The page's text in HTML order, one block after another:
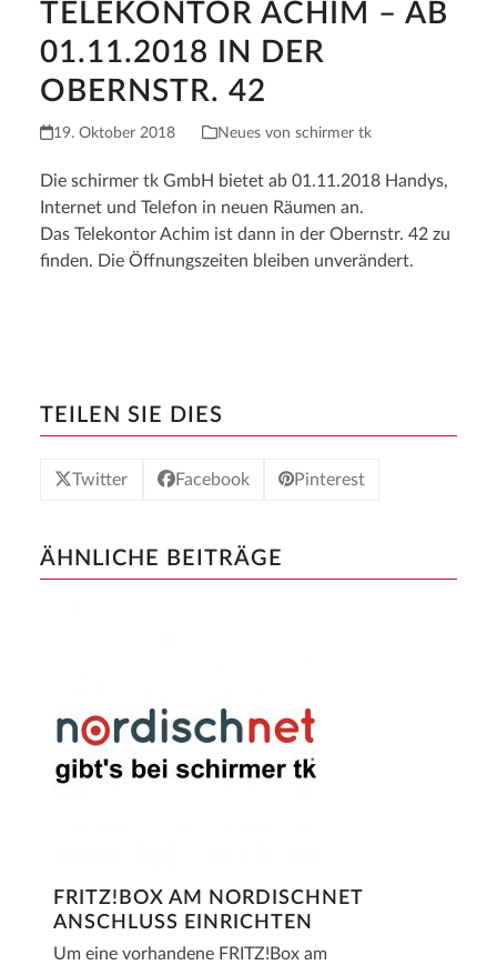
TELEKONTOR ACHIM – AB
01.11.2018 IN DER
OBERNSTR. 42
19. Oktober 2018 Neues von schirmer tk
Die schirmer tk GmbH bietet ab 01.11.2018 Handys,
Internet und Telefon in neuen Räumen an.
Das Telekontor Achim ist dann in der Obernstr. 42 zu
finden. Die Öffnungszeiten bleiben unverändert.
TEILEN SIE DIES
Twitter Facebook Pinterest
ÄHNLICHE BEITRÄGE
FRITZ!BOX AM NORDISCHNET
ANSCHLUSS EINRICHTEN
Um eine vorhandene FRITZ!Box am